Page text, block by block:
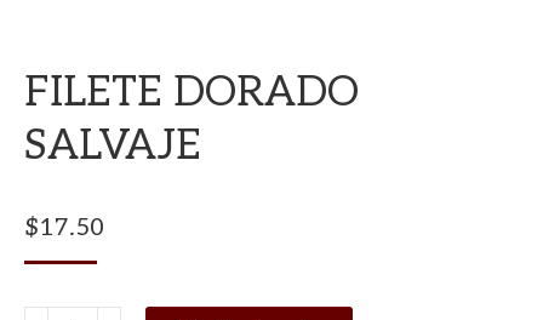
FILETE DORADO
SALVAJE
$17.50